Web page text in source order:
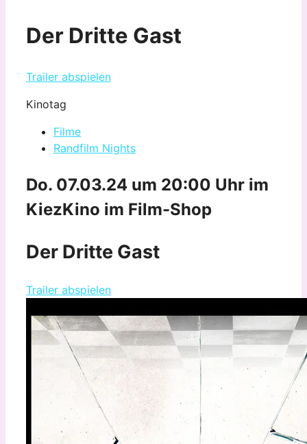
Der Dritte Gast
Trailer abspielen
Kinotag
Filme
Randfilm Nights
Do. 07.03.24 um 20:00 Uhr im
KiezKino im Film-Shop
Der Dritte Gast
Trailer abspielen